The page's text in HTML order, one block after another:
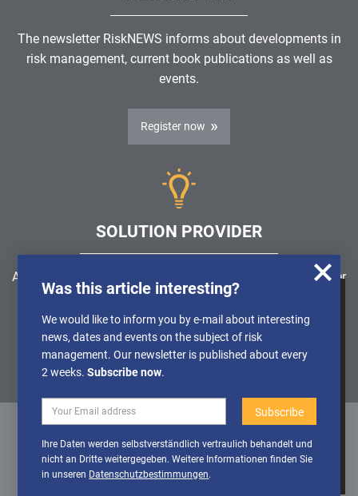
We use cookies to obtain anonymised
information about the use of our website, so
that we can constantly improve our offer.
Further Details can be found in our
cookies
Activate cookies
The newsletter RiskNEWS informs about developments in
risk management, current book publications as well as
events.
Register now
SOLUTION PROVIDER
Are you looking for a software solution or a service provider
in the field of risk management, GRC, ICS or ISMS?
Find a solution provider
Datenschutz/Impressum/Sitemap
© 1999 - 2026 RiskNET GmbH - The Risk Management Network
Was this article interesting?
We would like to inform you by e-mail about interesting
news, dates and events on the subject of risk
management. Our newsletter is published about every
2 weeks.Subscribe now.
Ihre Daten werden selbstverständlich vertraulich behandelt und
nicht an Dritte weitergegeben. Weitere Informationen finden Sie
in unseren Datenschutzbestimmungen.